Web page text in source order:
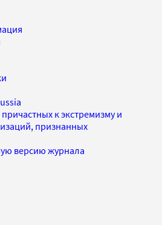
к экстремизму и
признанных
версию журнала